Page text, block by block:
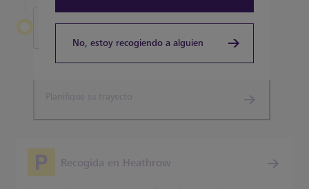
Salir de Heathrow
Planifique su trayecto
Recogida en Heathrow
No, estoy recogiendo a alguien